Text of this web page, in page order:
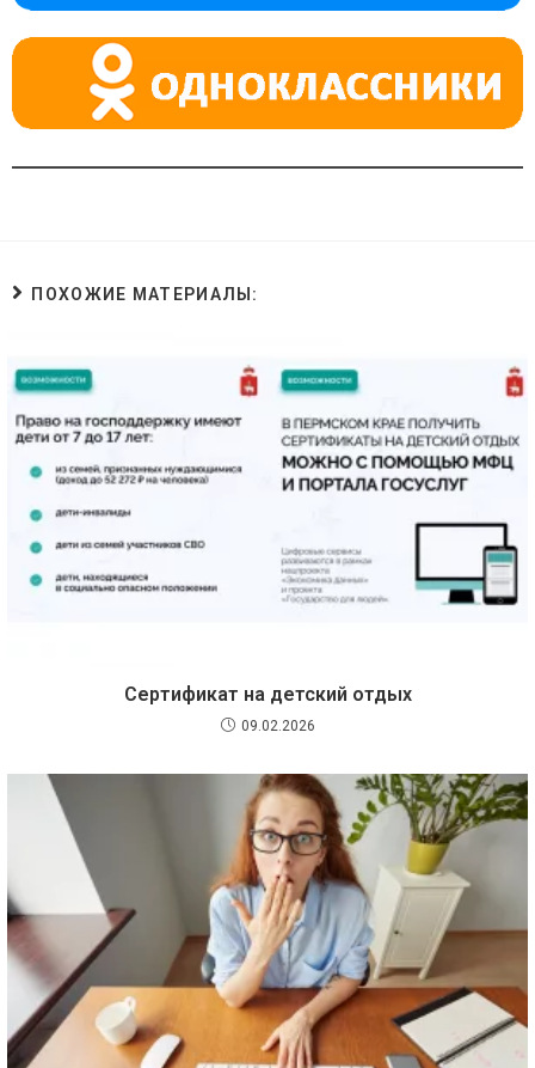
ni
ki
ПОХОЖИЕ МАТЕРИАЛЫ:
Сертификат на детский отдых
09.02.2026